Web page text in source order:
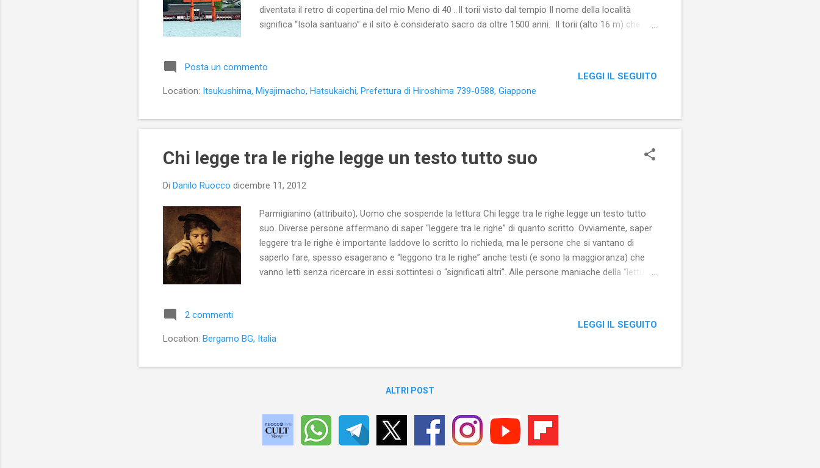
diventata il retro di copertina del mio Meno di 40 . Il torii visto dal tempio Il nome della località
significa “Isola santuario” e il sito è considerato sacro da oltre 1500 anni. Il torii (alto 16 m) che
dal traghetto è proprio il torii che emerge dalle acque. Un’immagine assai suggestiva. Se non ci
fosse stato in sottofondo il rumore del motore del traghetto, sarebbe stato come vivere in un’altra
epoca... Il tempio scintoista visto...
Posta un commento
Location: Itsukushima, Miyajimacho, Hatsukaichi, Prefettura di Hiroshima 739-0588, Giappone
LEGGI IL SEGUITO
Chi legge tra le righe legge un testo tutto suo
Di Danilo Ruocco dicembre 11, 2012
Parmigianino (attribuito), Uomo che sospende la lettura Chi legge tra le righe legge un testo tutto
suo. Diverse persone affermano di saper “leggere tra le righe” di quanto scritto. Ovviamente, saper
leggere tra le righe è importante laddove lo scritto lo richieda, ma le persone che si vantano di
saperlo fare, spesso esagerano e “leggono tra le righe” anche testi (e sono la maggioranza) che
vanno letti senza ricercare in essi sottintesi o “significati altri”. Alle persone maniache della “lettura
stato scritto. Ovviamente, per “leggere tra le righe” gli “specialisti in materia” hanno la capacità
stupefacente di ignorare il significa...
2 commenti
Location: Bergamo BG, Italia
LEGGI IL SEGUITO
ALTRI POST